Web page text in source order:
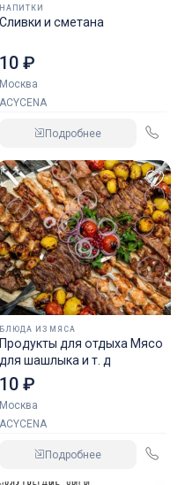
НАПИТКИ
Сливки и сметана
10 ₽
Москва
ACYCENA
Подробнее
БЛЮДА ИЗ МЯСА
Продукты для отдыха Мясо
для шашлыка и т. д
10 ₽
Москва
ACYCENA
Подробнее